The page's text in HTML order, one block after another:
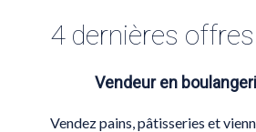
4 dernières
Vendeur en
Vendez pains, pâtisseries et